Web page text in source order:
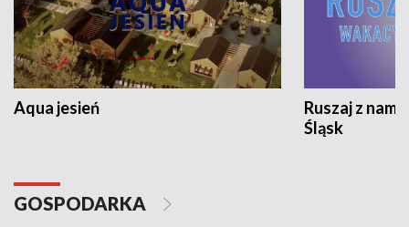
Aqua jesień
Ruszaj z
Śląsk
GOSPODARKA